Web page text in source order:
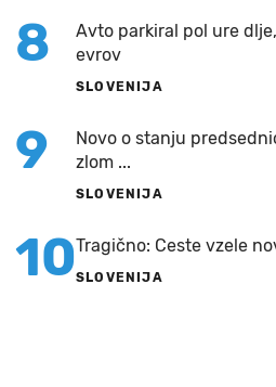
8
Avto parkiral pol ure
evrov
SLOVENIJA
9
Novo o stanju
zlom ...
SLOVENIJA
10Tragično: Ceste vzele
SLOVENIJA